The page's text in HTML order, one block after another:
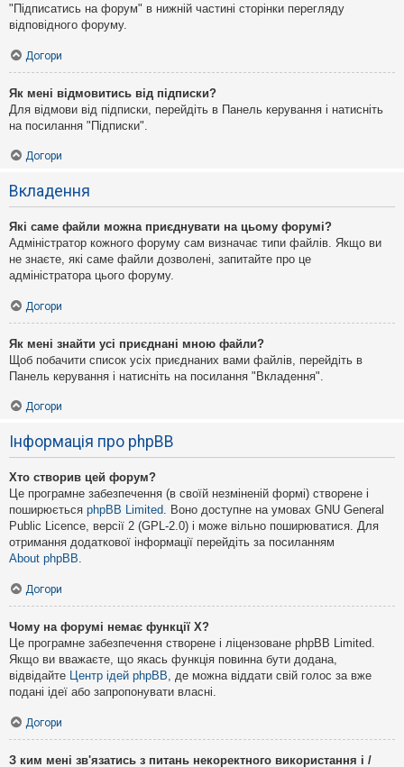
"Підписатись на форум" в нижній частині сторінки перегляду
відповідного форуму.
Догори
Як мені відмовитись від підписки?
Для відмови від підписки, перейдіть в Панель керування і натисніть
на посилання "Підписки".
Догори
Вкладення
Які саме файли можна приєднувати на цьому форумі?
Адміністратор кожного форуму сам визначає типи файлів. Якщо ви
не знаєте, які саме файли дозволені, запитайте про це
адміністратора цього форуму.
Догори
Як мені знайти усі приєднані мною файли?
Щоб побачити список усіх приєднаних вами файлів, перейдіть в
Панель керування і натисніть на посилання "Вкладення".
Догори
Інформація про phpBB
Хто створив цей форум?
Це програмне забезпечення (в своїй незміненій формі) створене і
поширюється phpBB Limited. Воно доступне на умовах GNU General
Public Licence, версії 2 (GPL-2.0) і може вільно поширюватися. Для
отримання додаткової інформації перейдіть за посиланням
About phpBB.
Догори
Чому на форумі немає функції X?
Це програмне забезпечення створене і ліцензоване phpBB Limited.
Якщо ви вважаєте, що якась функція повинна бути додана,
відвідайте Центр ідей phpBB, де можна віддати свій голос за вже
подані ідеї або запропонувати власні.
Догори
З ким мені зв'язатись з питань некоректного використання і /